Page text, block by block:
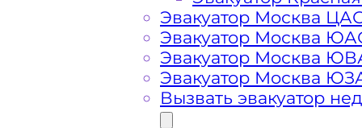
Покрове
Эвакуатор Москва
Эвакуатор Москва
Эвакуатор Москва
Эвакуатор Москва
Вызвать эвакуатор